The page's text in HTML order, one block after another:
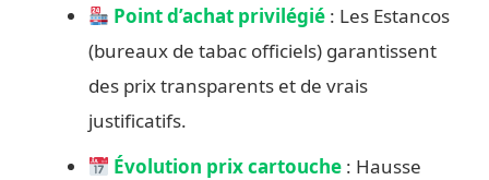
Point d’achat privilégié : Les Estancos
(bureaux de tabac officiels) garantissent
des prix transparents et de vrais
justificatifs.
Évolution prix cartouche : Hausse